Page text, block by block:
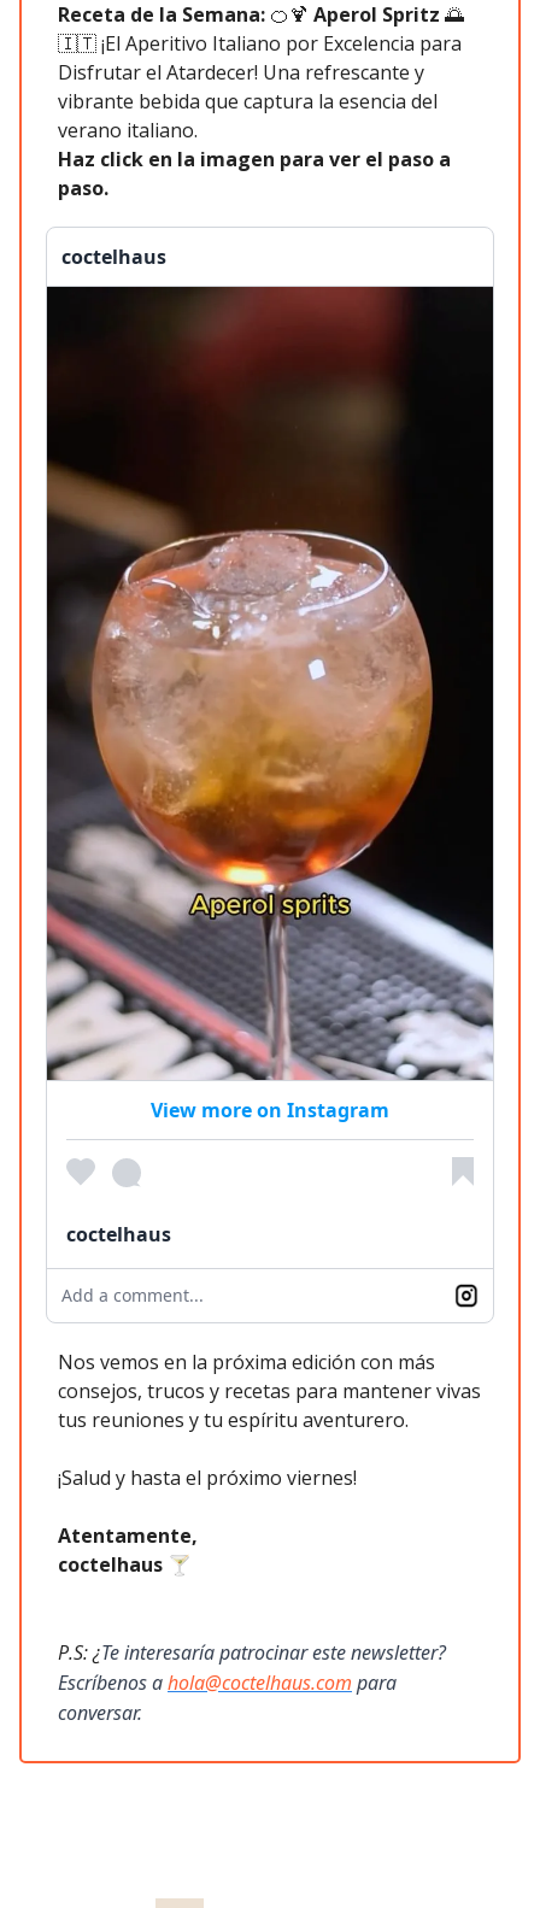
Receta de la Semana: 🍊🍹 Aperol Spritz 🌅
🇮🇹¡El Aperitivo Italiano por Excelencia para
Disfrutar el Atardecer! Una refrescante y
vibrante bebida que captura la esencia del
verano italiano.
Haz click en la imagen para ver el paso a
paso.
coctelhaus
View more on Instagram
coctelhaus
Add a comment...
Nos vemos en la próxima edición con más
consejos, trucos y recetas para mantener vivas
tus reuniones y tu espíritu aventurero.
¡Salud y hasta el próximo viernes!
Atentamente,
coctelhaus 🍸
P.S: ¿Te interesaría patrocinar este newsletter?
Escríbenos ahola@coctelhaus.com para
conversar.